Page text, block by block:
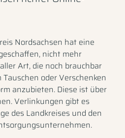
Nordsachsen hat eine
nicht mehr
Art, die noch brauchbar
oder Verschenken
anzubieten. Diese ist über
Verlinkungen gibt es
des Landkreises und den